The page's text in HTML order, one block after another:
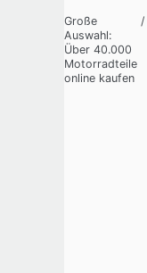
Große
Auswahl:
Über 40.000
Motorradteile
online kaufen
/